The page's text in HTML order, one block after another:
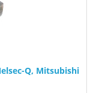
Q, Mitsubishi